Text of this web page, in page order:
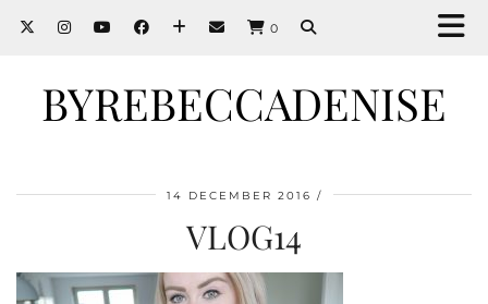
0
BYREBECCADENISE
14 DECEMBER 2016
VLOG14